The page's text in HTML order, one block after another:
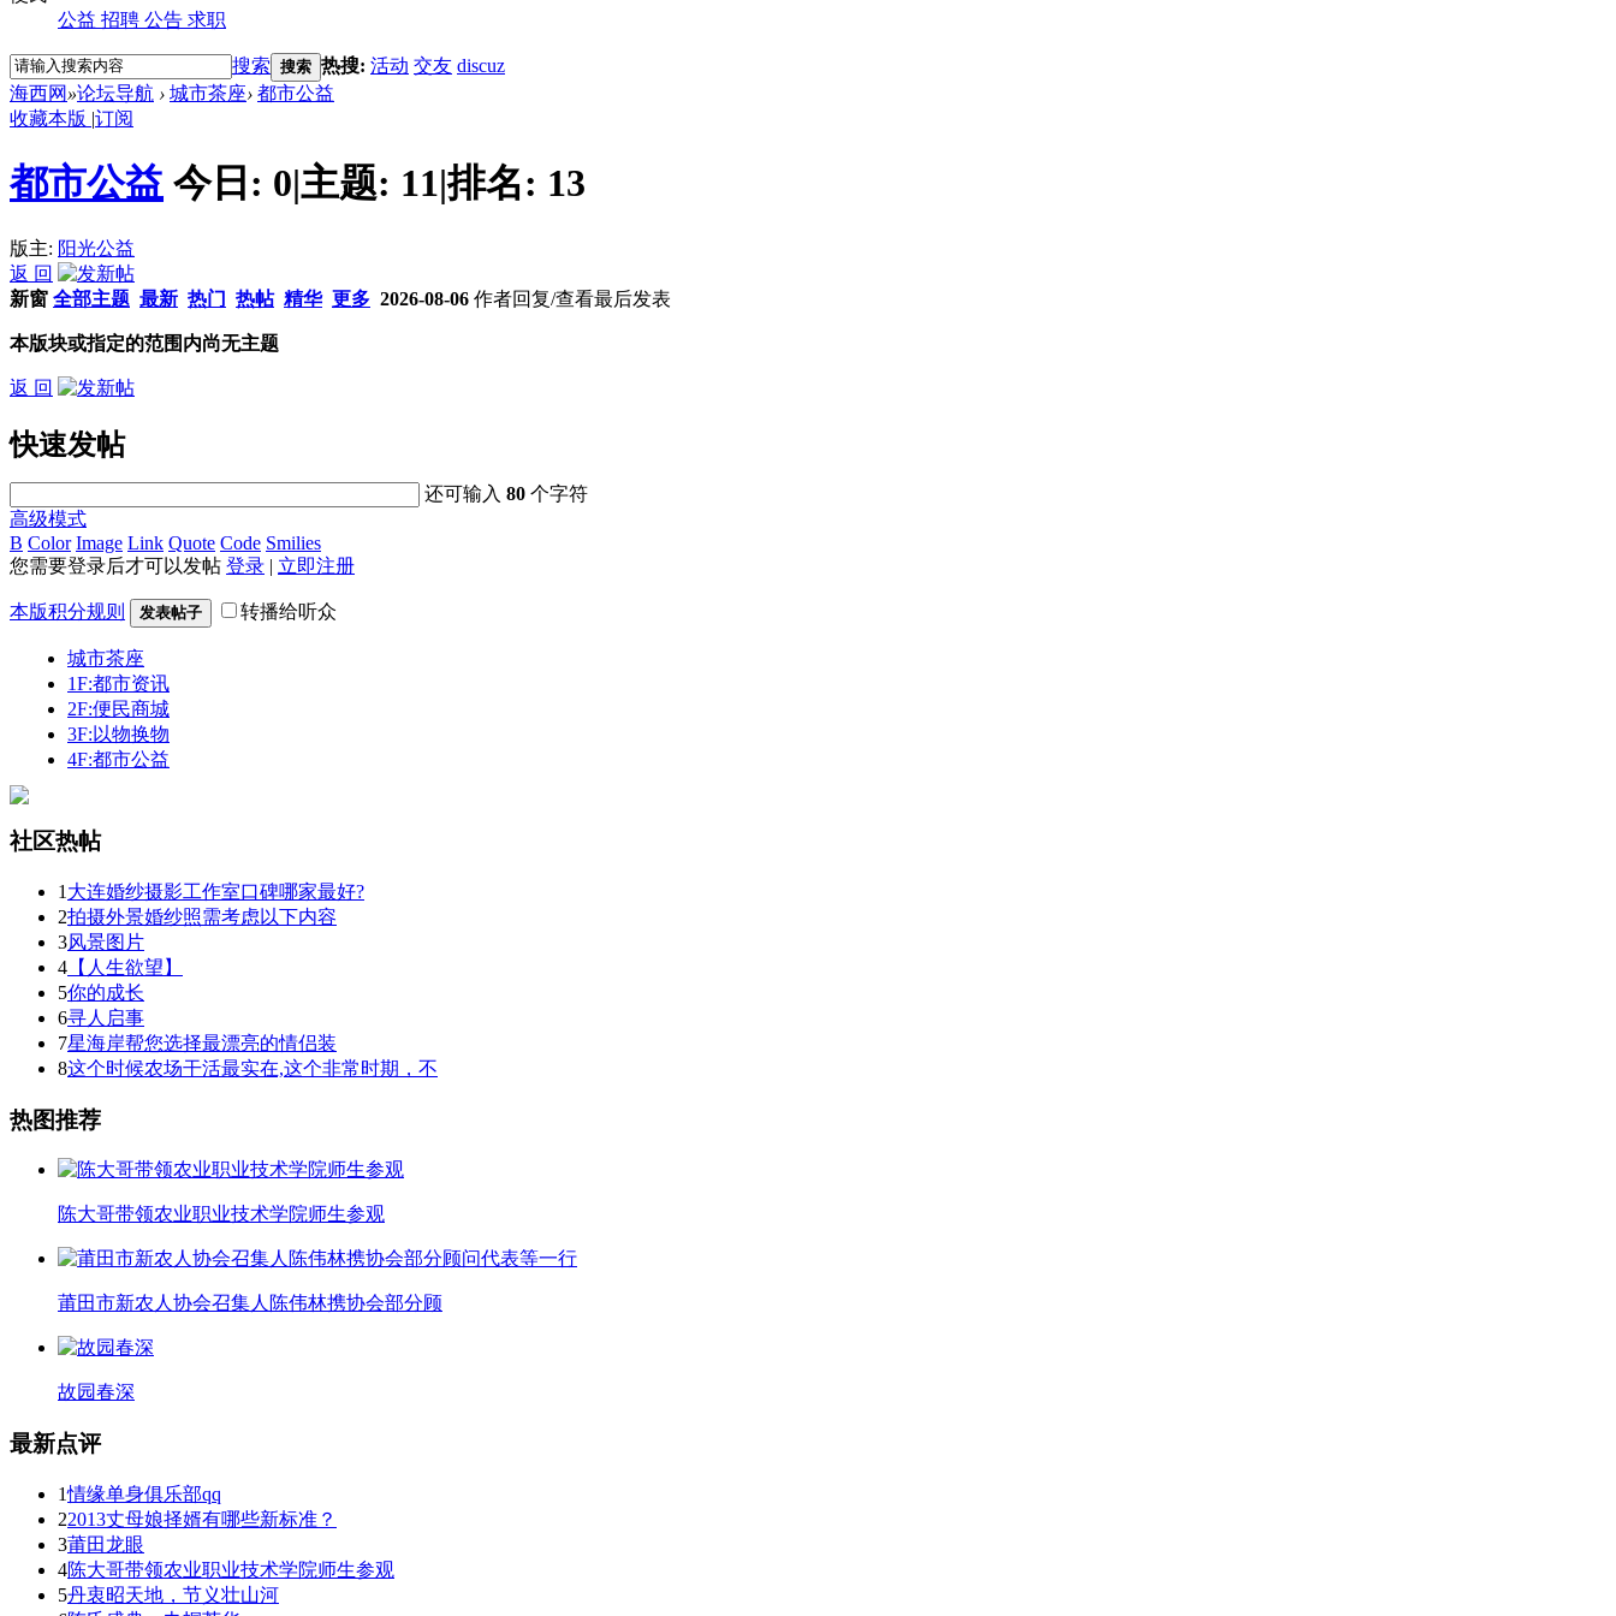
公益 招聘 公告 求职
搜索 搜索 热搜: 活动 交友 discuz
海西网 »论坛导航 › 城市茶座› 都市公益
收藏本版 |订阅
都市公益 今日: 0|主题: 11|排名: 13
版主: 阳光公益
返 回
新窗 全部主题 最新 热门 热帖 精华 更多 2026-08-06 作者回复/查看最后发表
本版块或指定的范围内尚无主题
返 回
快速发帖
还可输入80 个字符
高级模式
B Color Image Link Quote Code Smilies
您需要登录后才可以发帖 登录 | 立即注册
本版积分规则 发表帖子 转播给听众
城市茶座
1F:都市资讯
2F:便民商城
3F:以物换物
4F:都市公益
社区热帖
1 大连婚纱摄影工作室口碑哪家最好?
2拍摄外景婚纱照需考虑以下内容
3风景图片
4 【人生欲望】
5你的成长
6寻人启事
7星海岸帮您选择最漂亮的情侣装
8这个时候农场干活最实在,这个非常时期，不
热图推荐
陈大哥带领农业职业技术学院师生参观
莆田市新农人协会召集人陈伟林携协会部分顾
故园春深
最新点评
1情缘单身俱乐部qq
22013丈母娘择婿有哪些新标准？
3莆田龙眼
4陈大哥带领农业职业技术学院师生参观
5丹衷昭天地，节义壮山河